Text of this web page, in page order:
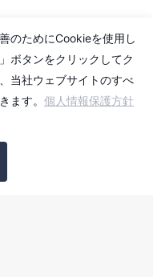
のためにCookieを使用し
ボタンをクリックしてク
当社ウェブサイトのすべ
ます。 個人情報保護方針